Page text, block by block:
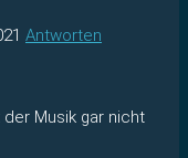
Antworten
Musik gar nicht